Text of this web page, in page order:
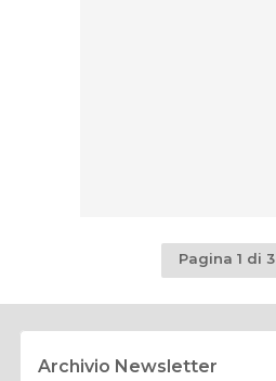
Pagina 1 di 3
Archivio Newsletter